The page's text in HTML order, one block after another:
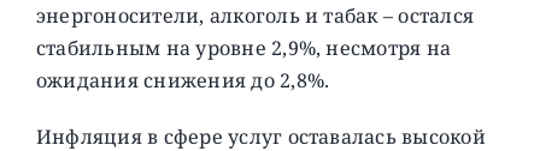
энергоносители, алкоголь и табак – остался
стабильным на уровне 2,9%, несмотря на
ожидания снижения до 2,8%.
Инфляция в сфере услуг оставалась высокой